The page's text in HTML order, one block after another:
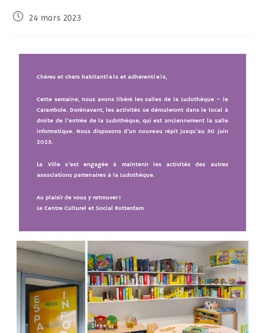
24 mars 2023
Chères et chers habitant(e)s et adhérent(e)s,
Cette semaine, nous avons libéré les salles de la Ludothèque – le
Carambole. Dorénavant, les activités se dérouleront dans le local à
droite de l’entrée de la Ludothèque, qui est anciennement la salle
informatique. Nous disposons d’un nouveau répit jusqu’au 30 juin
2023.
La Ville s’est engagée à maintenir les activités des autres
associations partenaires à la Ludothèque.
Au plaisir de vous y retrouver !
Le Centre Culturel et Social Rotterdam